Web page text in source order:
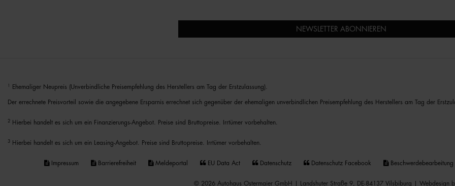
NEWSLETTER ABONNIEREN
Ehemaliger Neupreis (Unverbindliche Preisempfehlung des Herstellers am Tag der Erstzulassung).
Der errechnete Preisvorteil sowie die angegebene Ersparnis errechnet sich gegenüber der ehemaligen unverbindlichen Preisempfehlung des Herstellers am Tag der
2 Hierbei handelt es sich um ein Finanzierungs-Angebot. Preise sind Bruttopreise. Irrtümer vorbehalten.
3 Hierbei handelt es sich um ein Leasing-Angebot. Preise sind Bruttopreise. Irrtümer vorbehalten.
Impressum Barrierefreiheit Meldeportal EU Data Act Datenschutz Datenschutz Facebook Beschwerdebearbeitung
© 2026 Autohaus Ostermaier GmbH | Landshuter Straße 9, DE-84137 Vilsbiburg | Webdesign